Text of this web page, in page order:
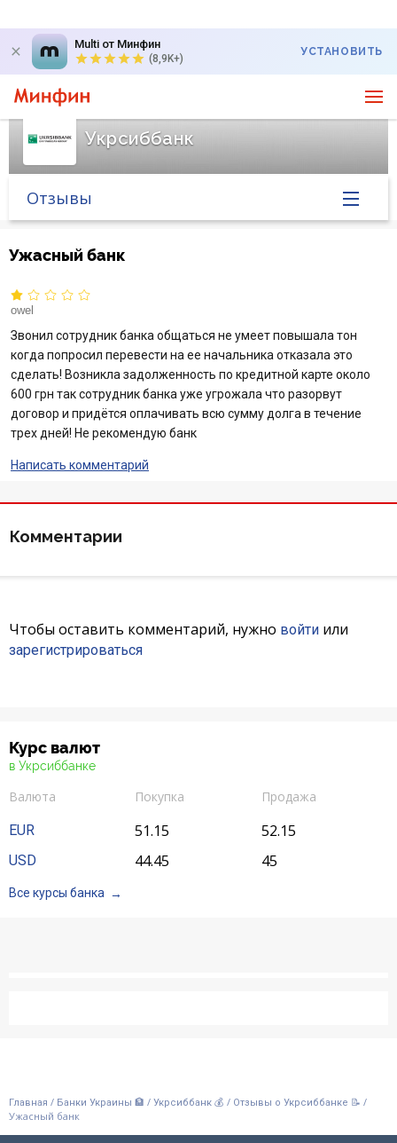
Multi от Минфин
(8,9K+)
УСТАНОВИТЬ
Укрсиббанк
Банк в новостях
Курс валют в банке
Вопросы банку
Отзывы
Отзывы
Депозиты
Карты
Ужасный банк
owel
Звонил сотрудник банка общаться не умеет повышала тон
когда попросил перевести на ее начальника отказала это
сделать! Возникла задолженность по кредитной карте около
600 грн так сотрудник банка уже угрожала что разорвут
договор и придётся оплачивать всю сумму долга в течение
трех дней! Не рекомендую банк
Написать комментарий
Комментарии
Чтобы оставить комментарий, нужно войти или
зарегистрироваться
Курс валют
в Укрсиббанке
Валюта Покупка
Продажа
EUR
51.15 52.15
USD 44.45 45
Все курсы банка
Главная / Банки Украины 🏦 / Укрсиббанк 💰 / Отзывы о Укрсиббанке 📝 /
Ужасный банк